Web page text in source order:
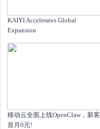
KAIYI Accelerates Global
Expansion
移动云全面上线OpenClaw，新客
首月0元!